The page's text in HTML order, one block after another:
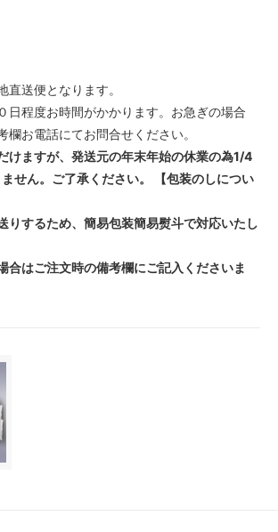
直送便となります。
日程度お時間がかかります。お急ぎの場合
欄お電話にてお問合せください。
けますが、発送元の年末年始の休業の為1/4
せん。ご了承ください。
【包装のしについ
りするため、簡易包装簡易熨斗で対応いたし
合はご注文時の備考欄にご記入くださいま